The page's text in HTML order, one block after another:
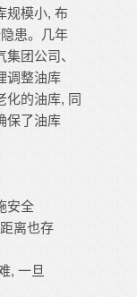
规模小, 布
患。几年
团公司、
调整油库
化的油库, 同
保了油库
安全
离也存
, 一旦